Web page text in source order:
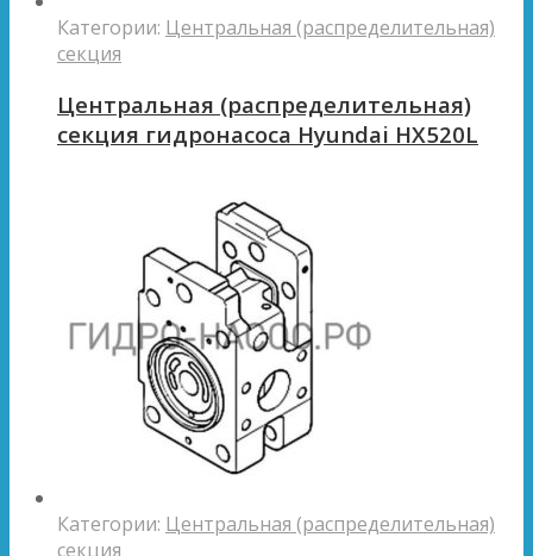
Категории: Центральная (распределительная)
секция
Центральная (распределительная)
секция гидронасоса Hyundai HX520L
Категории: Центральная (распределительная)
секция